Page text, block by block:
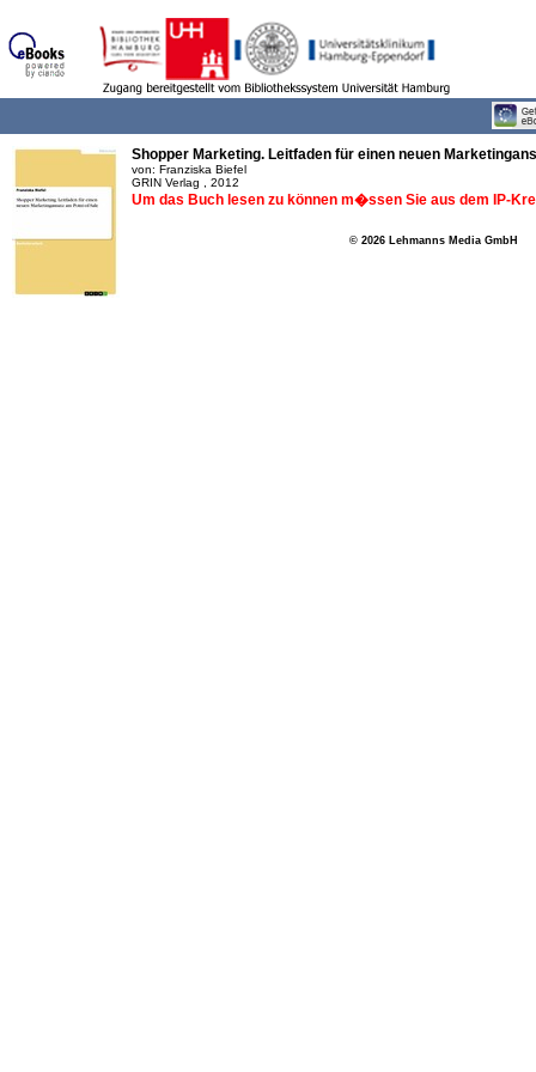
Shopper Marketing. Leitfaden für einen neuen
von: Franziska Biefel
GRIN Verlag , 2012
Um das Buch lesen zu können m�ssen Sie aus dem IP-
© 2026 Lehmanns Media GmbH